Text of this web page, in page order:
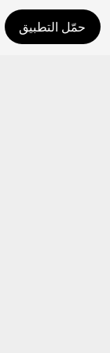
حمّل التطبيق